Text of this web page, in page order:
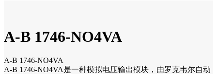
A-B 1746-NO4VA
A-B 1746-NO4VA
A-B 1746-NO4VA是一种模拟电压输出模块，由罗克韦尔自动